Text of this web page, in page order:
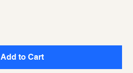
Add to Cart